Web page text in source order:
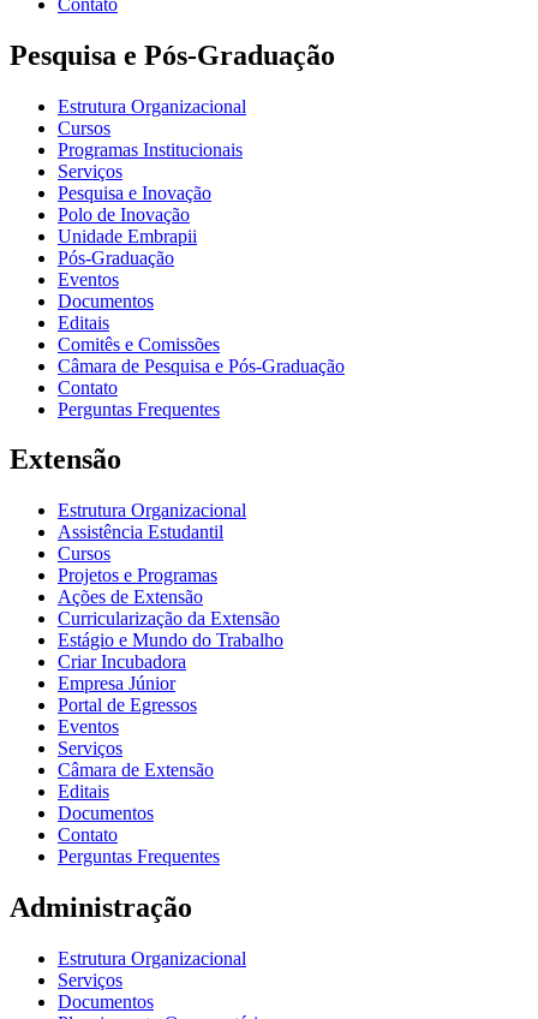
Pesquisa e Pós-Graduação
Estrutura Organizacional
Cursos
Programas Institucionais
Serviços
Pesquisa e Inovação
Polo de Inovação
Unidade Embrapii
Pós-Graduação
Eventos
Documentos
Editais
Comitês e Comissões
Câmara de Pesquisa e Pós-Graduação
Contato
Perguntas Frequentes
Extensão
Estrutura Organizacional
Assistência Estudantil
Cursos
Projetos e Programas
Ações de Extensão
Curricularização da Extensão
Estágio e Mundo do Trabalho
Criar Incubadora
Empresa Júnior
Portal de Egressos
Eventos
Serviços
Câmara de Extensão
Editais
Documentos
Contato
Perguntas Frequentes
Administração
Estrutura Organizacional
Serviços
Documentos